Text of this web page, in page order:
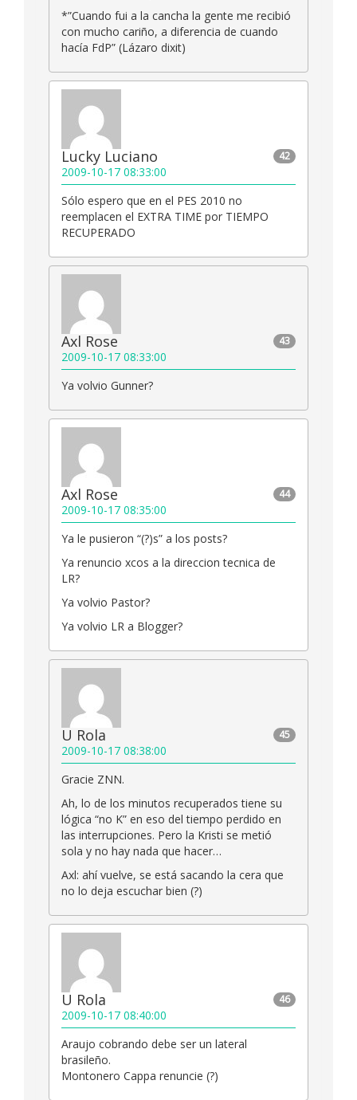
*”Cuando fui a la cancha la gente me recibió
con mucho cariño, a diferencia de cuando
hacía FdP” (Lázaro dixit)
42
Lucky Luciano
2009-10-17 08:33:00
Sólo espero que en el PES 2010 no
reemplacen el EXTRA TIME por TIEMPO
RECUPERADO
43
Axl Rose
2009-10-17 08:33:00
Ya volvio Gunner?
44
Axl Rose
2009-10-17 08:35:00
Ya le pusieron “(?)s” a los posts?
Ya renuncio xcos a la direccion tecnica de
LR?
Ya volvio Pastor?
Ya volvio LR a Blogger?
45
U Rola
2009-10-17 08:38:00
Gracie ZNN.
Ah, lo de los minutos recuperados tiene su
lógica “no K” en eso del tiempo perdido en
las interrupciones. Pero la Kristi se metió
sola y no hay nada que hacer…
Axl: ahí vuelve, se está sacando la cera que
no lo deja escuchar bien (?)
46
U Rola
2009-10-17 08:40:00
Araujo cobrando debe ser un lateral
brasileño.
Montonero Cappa renuncie (?)